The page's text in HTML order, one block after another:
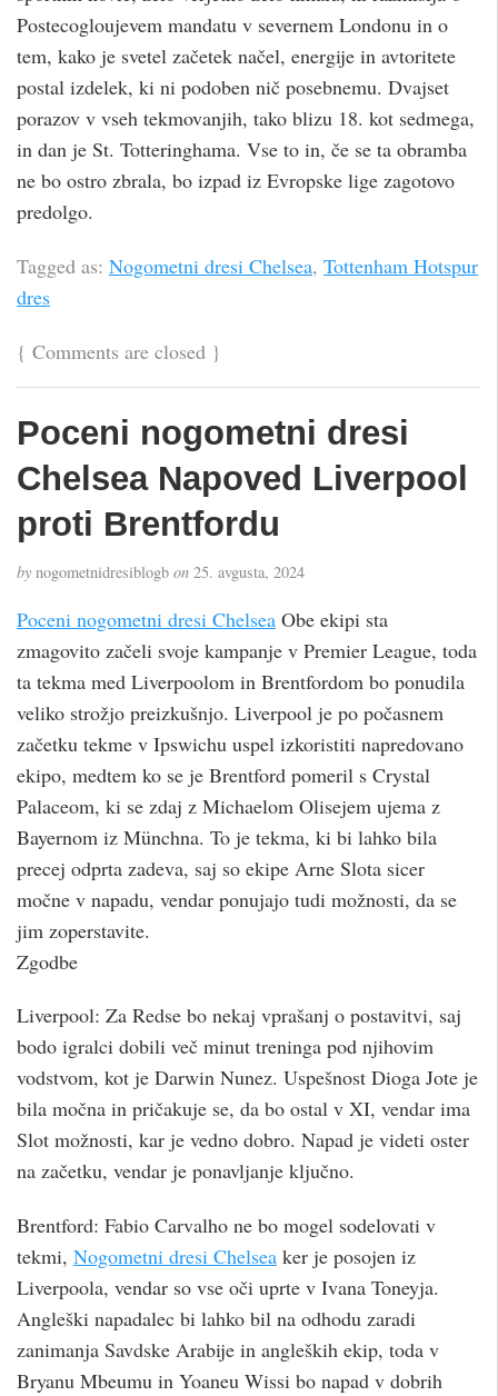
Postecogloujevem mandatu v severnem Londonu in o
tem, kako je svetel začetek načel, energije in avtoritete
postal izdelek, ki ni podoben nič posebnemu. Dvajset
porazov v vseh tekmovanjih, tako blizu 18. kot sedmega,
in dan je St. Totteringhama. Vse to in, če se ta obramba
ne bo ostro zbrala, bo izpad iz Evropske lige zagotovo
predolgo.
Tagged as: Nogometni dresi Chelsea, Tottenham Hotspur
dres
{ Comments are closed }
Poceni nogometni dresi
Chelsea Napoved Liverpool
proti Brentfordu
by nogometnidresiblogb on 25. avgusta, 2024
Poceni nogometni dresi Chelsea Obe ekipi sta
zmagovito začeli svoje kampanje v Premier League, toda
ta tekma med Liverpoolom in Brentfordom bo ponudila
veliko strožjo preizkušnjo. Liverpool je po počasnem
začetku tekme v Ipswichu uspel izkoristiti napredovano
ekipo, medtem ko se je Brentford pomeril s Crystal
Palaceom, ki se zdaj z Michaelom Olisejem ujema z
Bayernom iz Münchna. To je tekma, ki bi lahko bila
precej odprta zadeva, saj so ekipe Arne Slota sicer
močne v napadu, vendar ponujajo tudi možnosti, da se
jim zoperstavite.
Zgodbe
Liverpool: Za Redse bo nekaj vprašanj o postavitvi, saj
bodo igralci dobili več minut treninga pod njihovim
vodstvom, kot je Darwin Nunez. Uspešnost Dioga Jote je
bila močna in pričakuje se, da bo ostal v XI, vendar ima
Slot možnosti, kar je vedno dobro. Napad je videti oster
na začetku, vendar je ponavljanje ključno.
Brentford: Fabio Carvalho ne bo mogel sodelovati v
tekmi, Nogometni dresi Chelsea ker je posojen iz
Liverpoola, vendar so vse oči uprte v Ivana Toneyja.
Angleški napadalec bi lahko bil na odhodu zaradi
zanimanja Savdske Arabije in angleških ekip, toda v
Bryanu Mbeumu in Yoaneu Wissi bo napad v dobrih